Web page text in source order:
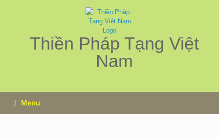
Thiền Pháp Tạng Việt
Nam
Menu